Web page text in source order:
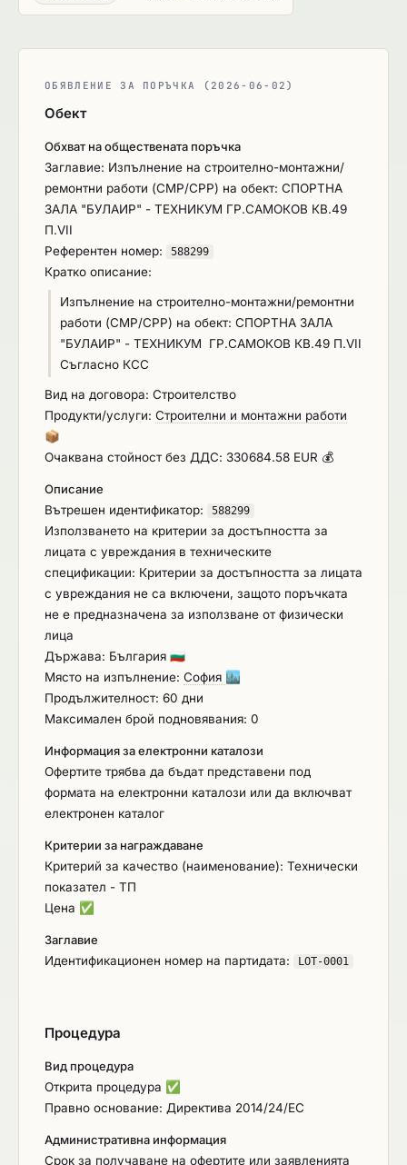
ОБЯВЛЕНИЕ ЗА ПОРЪЧКА (2026-06-02)
Обект
Обхват на обществената поръчка
Заглавие: Изпълнение на строително-монтажни/
ремонтни работи (СМР/СРР) на обект: СПОРТНА
ЗАЛА "БУЛАИР" - ТЕХНИКУМ ГР.САМОКОВ КВ.49
П.VII
Референтен номер:
588299
Кратко описание:
Изпълнение на строително-монтажни/ремонтни
работи (СМР/СРР) на обект: СПОРТНА ЗАЛА
"БУЛАИР" - ТЕХНИКУМ ГР.САМОКОВ КВ.49 П.VII
Съгласно КСС
Вид на договора: Строителство
Продукти/услуги: Строителни и монтажни работи
📦
Очаквана стойност без ДДС: 330684.58 EUR 💰
Описание
Вътрешен идентификатор:
588299
Използването на критерии за достъпността за
лицата с увреждания в техническите
спецификации: Критерии за достъпността за лицата
с увреждания не са включени, защото поръчката
не е предназначена за използване от физически
лица
Държава: България 🇧🇬
Място на изпълнение: София 🏙️
Продължителност: 60 дни
Максимален брой подновявания: 0
Информация за електронни каталози
Офертите трябва да бъдат представени под
формата на електронни каталози или да включват
електронен каталог
Критерии за награждаване
Критерий за качество (наименование): Технически
показател - ТП
Цена ✅
Заглавие
Идентификационен номер на партидата:
LOT-0001
Процедура
Вид процедура
Открита процедура ✅
Правно основание: Директива 2014/24/ЕС
Административна информация
Срок за получаване на офертите или заявленията